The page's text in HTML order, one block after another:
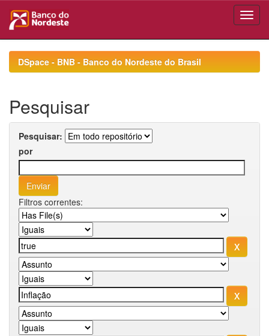
navigationDSpace - BNB - Banco do Nordeste do Brasil
Pesquisar
Pesquisar:
por
Filtros correntes: